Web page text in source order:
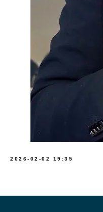
2026-02-02 19:35